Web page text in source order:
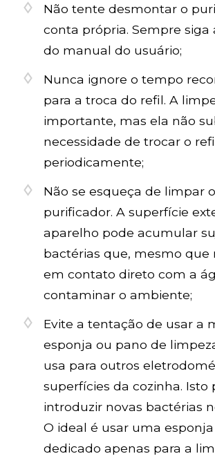
Não tente desmontar o
conta própria. Sempre siga
do manual do usuário;
Nunca ignore o tempo
para a troca do refil. A
importante, mas ela não
necessidade de trocar o
periodicamente;
Não se esqueça de limpar
purificador. A superfície
aparelho pode acumular
bactérias que, mesmo que
em contato direto com a
contaminar o ambiente;
Evite a tentação de usar a
esponja ou pano de
usa para outros
superfícies da cozinha. Isto
introduzir novas bactérias
O ideal é usar uma
dedicado apenas para a